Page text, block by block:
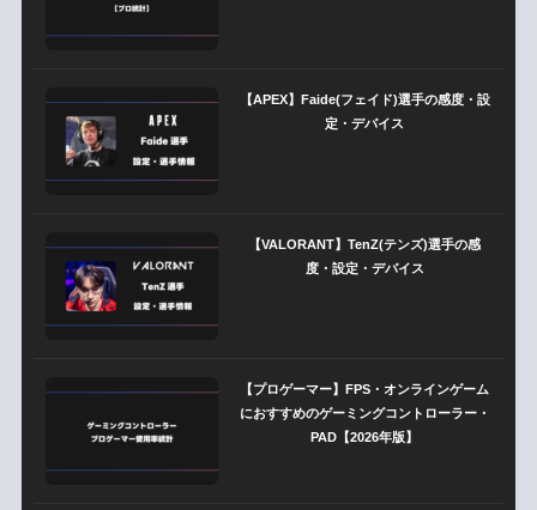
【APEX】Faide(フェイド)選手の感度・設
定・デバイス
【VALORANT】TenZ(テンズ)選手の感
度・設定・デバイス
【プロゲーマー】FPS・オンラインゲーム
におすすめのゲーミングコントローラー・
PAD【2026年版】